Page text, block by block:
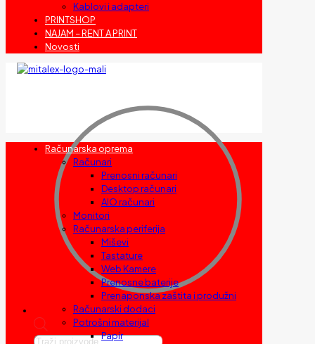
Kablovi i adapteri
PRINTSHOP
NAJAM – RENT A PRINT
Novosti
Products
Računarska oprema
Računari
Prenosni računari
Desktop računari
AIO računari
Monitori
Računarska periferija
Miševi
Tastature
Web Kamere
Prenosne baterije
Prenaponska zaštita i produžni
Računarski dodaci
Potrošni materijal
Papir